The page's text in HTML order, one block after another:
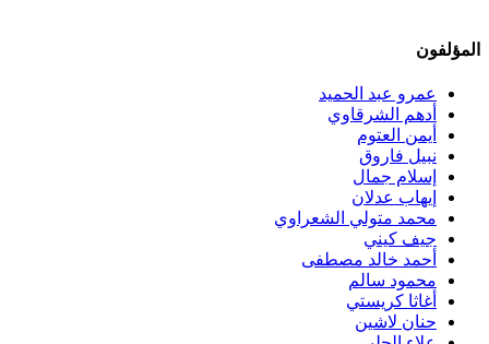
المؤلفون
عمرو عبد الحميد
أدهم الشرقاوي
أيمن العتوم
نبيل فاروق
إسلام جمال
إيهاب عدلان
محمد متولي الشعراوي
جيف كيني
أحمد خالد مصطفى
محمود سالم
أغاثا كريستي
حنان لاشين